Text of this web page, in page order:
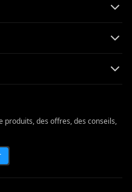
produits, des offres, des conseils,